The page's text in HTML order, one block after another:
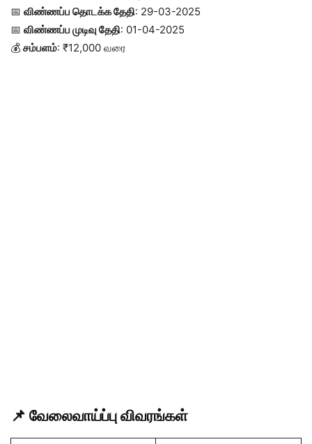
📅 விண்ணப்ப தொடக்க தேதி: 29-03-2025
📅 விண்ணப்ப முடிவு தேதி: 01-04-2025
💰 சம்பளம்: ₹12,000 வரை
📌 வேலைவாய்ப்பு விவரங்கள்